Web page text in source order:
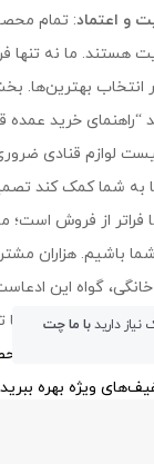
و اعتماد: تمام
هستند. ما نه تنها
انتخاب بهترین‌ها.
“راهنمای خرید عمده
لوازم قنادی
به شما کمک کند
فراتر از فروش
باشیم. هزاران
گواه این
خرید عمده دارید،
همین امروز
ویژه بهره
داریدبا ما چت